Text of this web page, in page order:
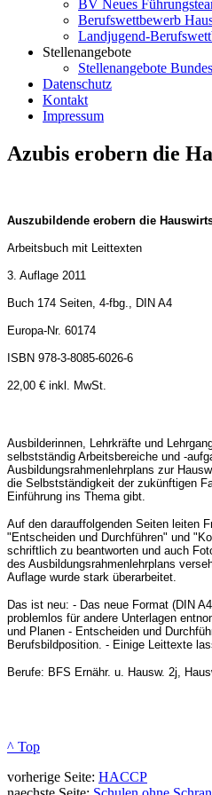
BV Neues
Berufswettbewerb
Landjugend-
Stellenangebote
Stellenangebote
Datenschutz
Kontakt
Impressum
Azubis erobern die
Auszubildende erobern die
Arbeitsbuch mit Leittexten
3. Auflage 2011
Buch 174 Seiten, 4-fbg., DIN A4
Europa-Nr. 60174
ISBN 978-3-8085-6026-6
22,00 € inkl. MwSt.
Ausbilderinnen, Lehrkräfte und
selbstständig Arbeitsbereiche und -
Ausbildungsrahmenlehrplans zur
die Selbstständigkeit der zukünftigen
Einführung ins Thema gibt.
Auf den darauffolgenden Seiten leiten
"Entscheiden und Durchführen" und
schriftlich zu beantworten und auch
des Ausbildungsrahmenlehrplans
Auflage wurde stark überarbeitet.
Das ist neu: - Das neue Format (DIN
problemlos für andere Unterlagen
und Planen - Entscheiden und
Berufsbildposition. - Einige Leittexte
Berufe: BFS Ernähr. u. Hausw. 2j,
^ Top
vorherige Seite: HACCP